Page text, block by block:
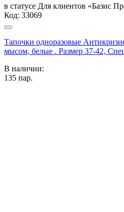
в статусе Для клиентов «Базис
Код: 33069
Тапочки одноразовые
мысом, белые . Размер 37-42,
В наличии:
135 пар.